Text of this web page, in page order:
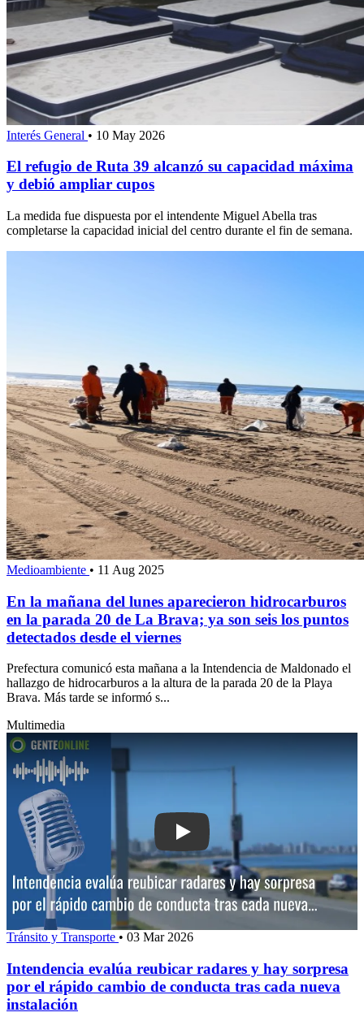
Interés General • 10 May 2026
El refugio de Ruta 39 alcanzó su capacidad máxima
y debió ampliar cupos
La medida fue dispuesta por el intendente Miguel Abella tras
completarse la capacidad inicial del centro durante el fin de semana.
Medioambiente • 11 Aug 2025
En la mañana del lunes aparecieron hidrocarburos
en la parada 20 de La Brava; ya son seis los puntos
detectados desde el viernes
Prefectura comunicó esta mañana a la Intendencia de Maldonado el
hallazgo de hidrocarburos a la altura de la parada 20 de la Playa
Brava. Más tarde se informó s...
Multimedia
Play: Intendencia evalúa reubicar
Tránsito y Transporte • 03 Mar 2026
Intendencia evalúa reubicar radares y hay sorpresa
por el rápido cambio de conducta tras cada nueva
instalación